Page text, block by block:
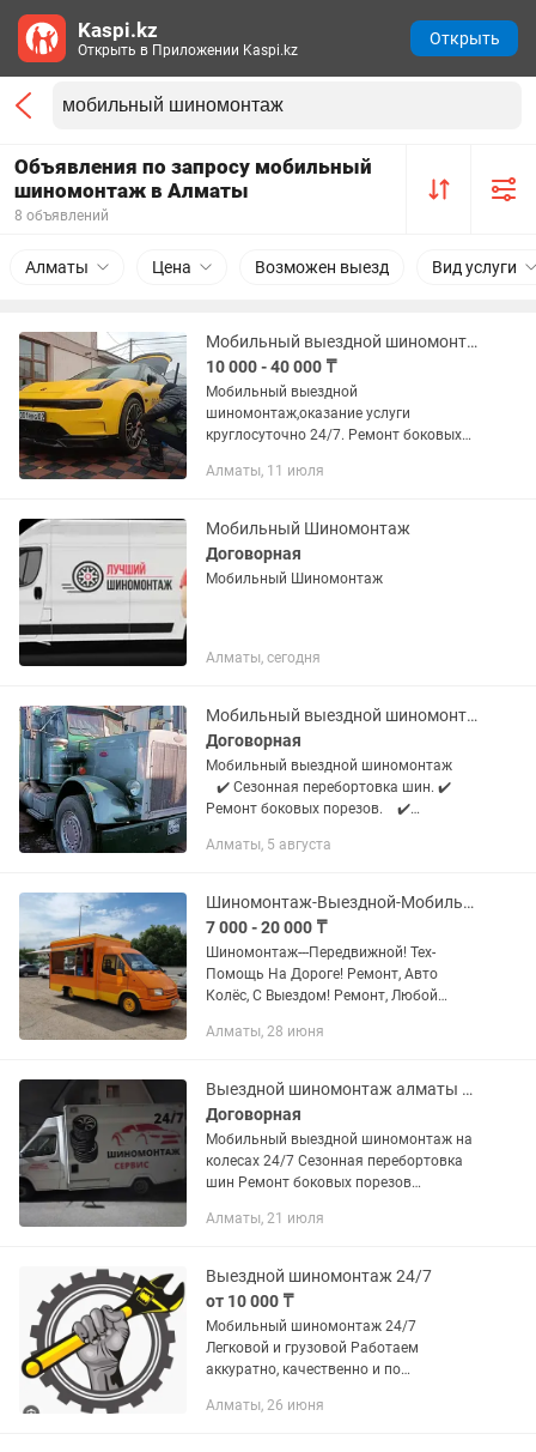
Объявления по запросу мобильный
шиномонтаж в Алматы
8 объявлений
Алматы Цена Возможен выезд Вид услуги
Мобильный выездной шиномонтаж
10 000 - 40 000 ₸
Мобильный выездной
шиномонтаж,оказание услуги
круглосуточно 24/7. Ремонт боковых
Алматы, 11 июля
Мобильный Шиномонтаж
Договорная
Мобильный Шиномонтаж
Алматы, сегодня
Мобильный выездной шиномонтаж
Договорная
Мобильный выездной шиномонтаж
⠀✔️ Сезонная перебортовка шин. ✔️
Ремонт боковых порезов. ⠀✔️
секреток. ⠀✔️ Гарантия качества услуг.
Алматы, 5 августа
Шиномонтаж-Выездной-Мобильный-Передвижной!
7 000 - 20 000 ₸
Шиномонтаж---Передвижной! Тех-
Помощь На Дороге! Ремонт, Авто
Колёс, С Выездом! Ремонт, Любой
Авто! Продажа, Датчиков Давления
Алматы, 28 июня
Выездной шиномонтаж алматы 24/7
Договорная
Мобильный выездной шиномонтаж на
колесах 24/7 Сезонная перебортовка
шин Ремонт боковых порезов
Замена шпилек Снятие секреток
Алматы, 21 июля
Выездной шиномонтаж 24/7
от 10 000 ₸
Мобильный шиномонтаж 24/7
Легковой и грузовой Работаем
аккуратно, качественно и по
правильной последовательности, без
Алматы, 26 июня
Kaspi.kz
Открыть в Приложении Kaspi.kz
Открыть